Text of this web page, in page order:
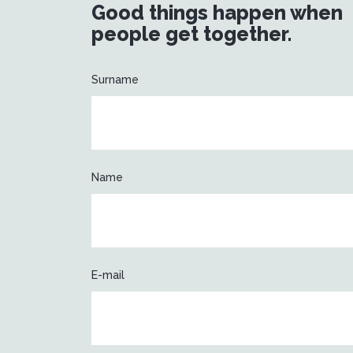
Good things happen when
people get together.
Surname
Name
E-mail